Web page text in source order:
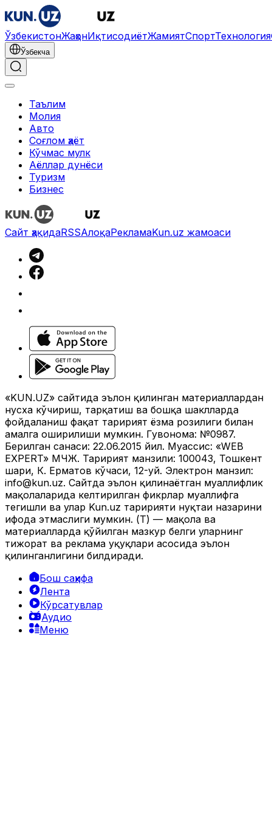
ЎзбекистонЖаҳонИқтисодиётЖамиятСпортТехнология
Ўзбекча
Таълим
Молия
Авто
Соғлом ҳаёт
Кўчмас мулк
Аёллар дунёси
Туризм
Бизнес
Сайт ҳақидаRSSАлоқаРекламаKun.uz жамоаси
«KUN.UZ» сайтида эълон қилинган материаллардан
нусха кўчириш, тарқатиш ва бошқа шаклларда
фойдаланиш фақат таҳририят ёзма розилиги билан
амалга оширилиши мумкин. Гувоҳнома: №0987.
Берилган санаси: 22.06.2015 йил. Муассис: «WEB
EXPERT» МЧЖ. Таҳририят манзили: 100043, Тошкент
шаҳри, К. Ерматов кўчаси, 12-уй. Электрон манзил:
info@kun.uz. Сайтда эълон қилинаётган муаллифлик
мақолаларида келтирилган фикрлар муаллифга
тегишли ва улар Kun.uz таҳририяти нуқтаи назарини
ифода этмаслиги мумкин. (Т) — мақола ва
материалларда қўйилган мазкур белги уларнинг
тижорат ва реклама ҳуқуқлари асосида эълон
қилинганлигини билдиради.
Бош саҳифа
Лента
Кўрсатувлар
Аудио
Меню